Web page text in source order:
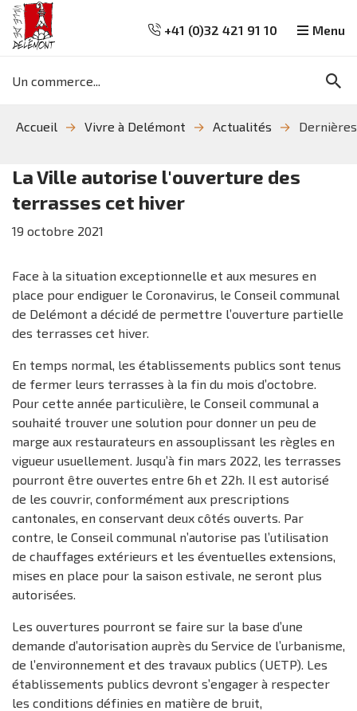
recherche
navigation
+41 (0)32 421 91 10
clés
Menu
Accueil Vivre à Delémont Actualités
La Ville autorise l'ouverture des
terrasses cet hiver
19 octobre 2021
Face à la situation exceptionnelle et aux mesures en
place pour endiguer le Coronavirus, le Conseil communal
de Delémont a décidé de permettre l’ouverture partielle
des terrasses cet hiver.
En temps normal, les établissements publics sont tenus
de fermer leurs terrasses à la fin du mois d’octobre.
Pour cette année particulière, le Conseil communal a
souhaité trouver une solution pour donner un peu de
marge aux restaurateurs en assouplissant les règles en
vigueur usuellement. Jusqu’à fin mars 2022, les terrasses
pourront être ouvertes entre 6h et 22h. Il est autorisé
de les couvrir, conformément aux prescriptions
cantonales, en conservant deux côtés ouverts. Par
contre, le Conseil communal n’autorise pas l’utilisation
de chauffages extérieurs et les éventuelles extensions,
mises en place pour la saison estivale, ne seront plus
autorisées.
Les ouvertures pourront se faire sur la base d’une
demande d’autorisation auprès du Service de l’urbanisme,
de l’environnement et des travaux publics (UETP). Les
établissements publics devront s’engager à respecter
les conditions définies en matière de bruit,